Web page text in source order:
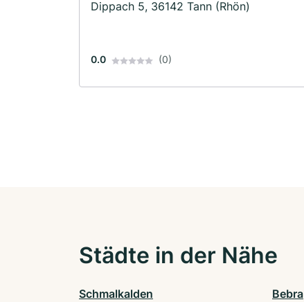
Dippach 5, 36142 Tann (Rhön)
0.0 (0)
Städte in der Nähe
Schmalkalden Bebra